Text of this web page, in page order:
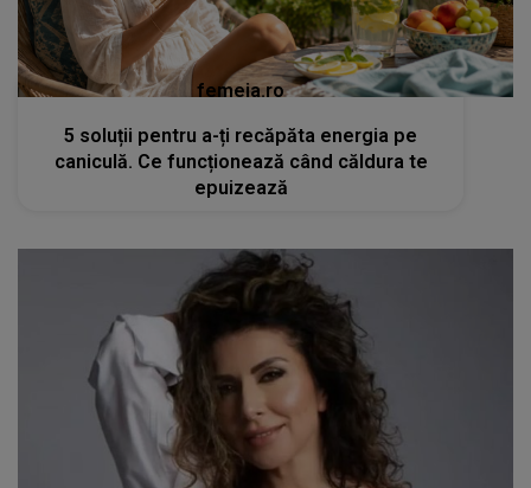
femeia.ro
5 soluții pentru a-ți recăpăta energia pe
caniculă. Ce funcționează când căldura te
epuizează